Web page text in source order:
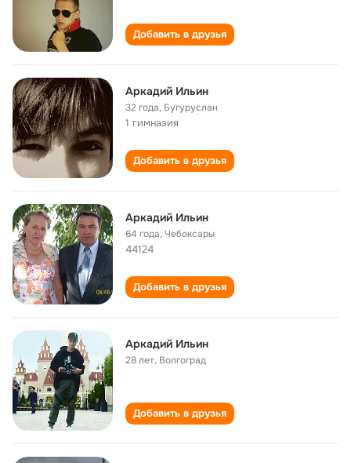
Добавить в друзья
Аркадий Ильин
32 года, Бугуруслан
1 гимназия
Добавить в друзья
Аркадий Ильин
64 года,Чебоксары
44124
Добавить в друзья
Аркадий Ильин
28 лет, Волгоград
Добавить в друзья